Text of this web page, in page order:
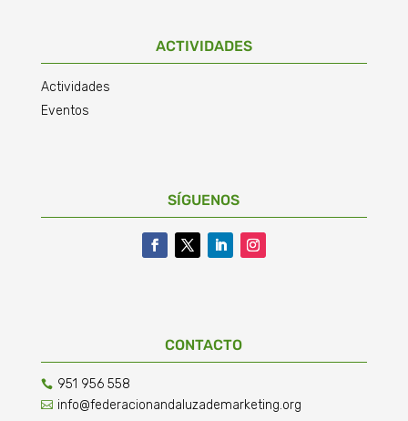
ACTIVIDADES
Actividades
Eventos
SÍGUENOS
CONTACTO
 951 956 558
 info@federacionandaluzademarketing.org